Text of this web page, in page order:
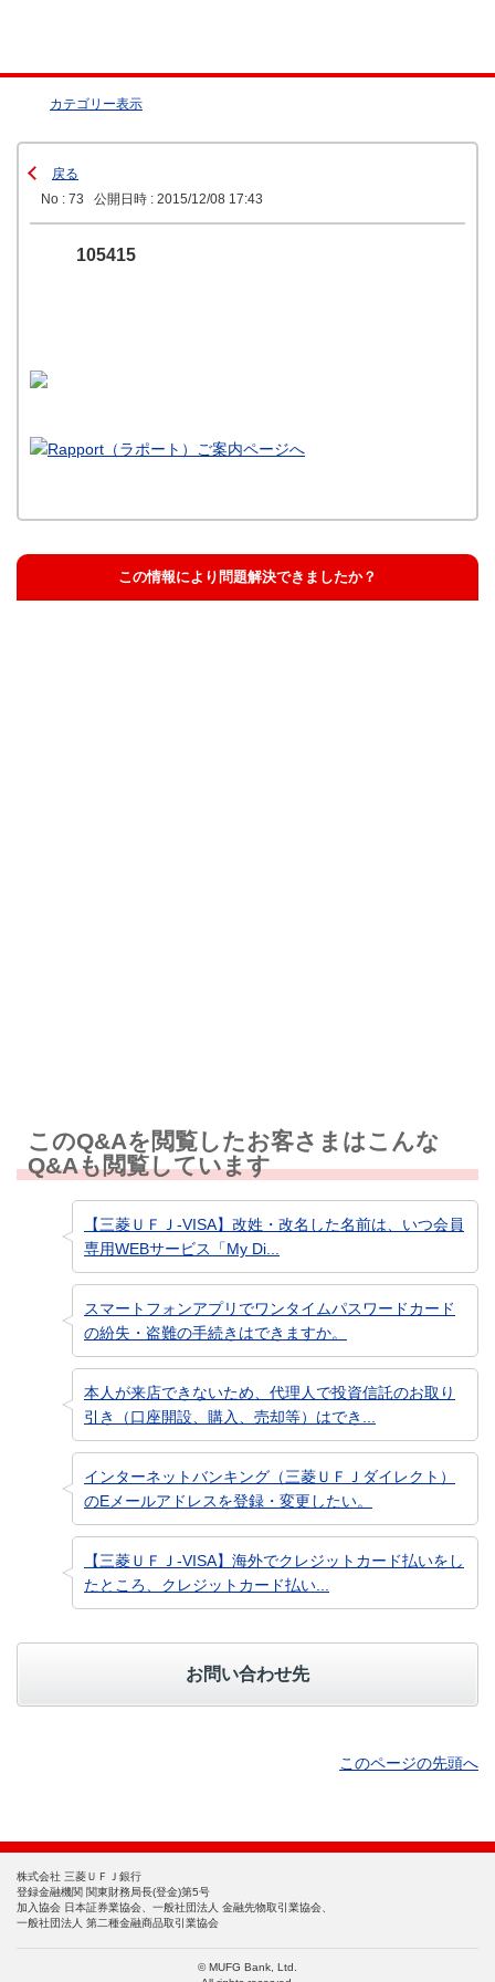
カテゴリー表示
戻る
No : 73
公開日時 : 2015/12/08 17:43
105415
この情報により問題解決できましたか？
このQ&Aを閲覧したお客さまはこんな
Q&Aも閲覧しています
【三菱ＵＦＪ-VISA】改姓・改名した名前は、いつ会員
専用WEBサービス「My Di...
スマートフォンアプリでワンタイムパスワードカード
の紛失・盗難の手続きはできますか。
本人が来店できないため、代理人で投資信託のお取り
引き（口座開設、購入、売却等）はでき...
インターネットバンキング（三菱ＵＦＪダイレクト）
のEメールアドレスを登録・変更したい。
【三菱ＵＦＪ-VISA】海外でクレジットカード払いをし
たところ、クレジットカード払い...
お問い合わせ先
このページの先頭へ
株式会社 三菱ＵＦＪ銀行
登録金融機関 関東財務局長(登金)第5号
加入協会 日本証券業協会、一般社団法人 金融先物取引業協会、
一般社団法人 第二種金融商品取引業協会
© MUFG Bank, Ltd.